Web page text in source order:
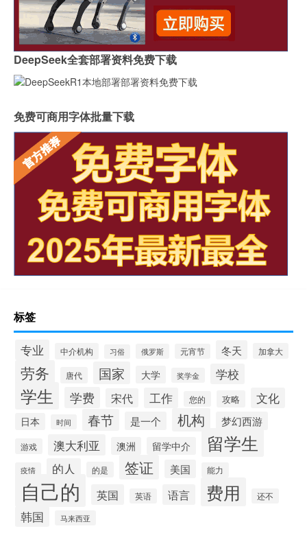
DeepSeek全套部署资料免费下载
免费可商用字体批量下载
标签
专业 中介机构 习俗 俄罗斯 元宵节 冬天 加拿大
劳务 唐代 国家 大学 奖学金 学校
学生 学费 宋代 工作 您的 攻略 文化
日本 时间 春节 是一个 机构 梦幻西游
游戏 澳大利亚 澳洲 留学中介 留学生
疫情 的人 的是 签证 美国 能力
自己的 英国 英语 语言 费用 还不
韩国 马来西亚